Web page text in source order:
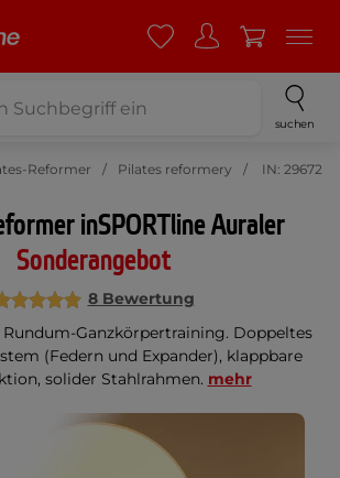
suchen
Reformer Pilates reformery IN: 29672
inSPORTline Auraler
Sonderangebot
8 Bewertung
Rundum-Ganzkörpertraining. Doppeltes
(Federn und Expander), klappbare
solider Stahlrahmen. mehr